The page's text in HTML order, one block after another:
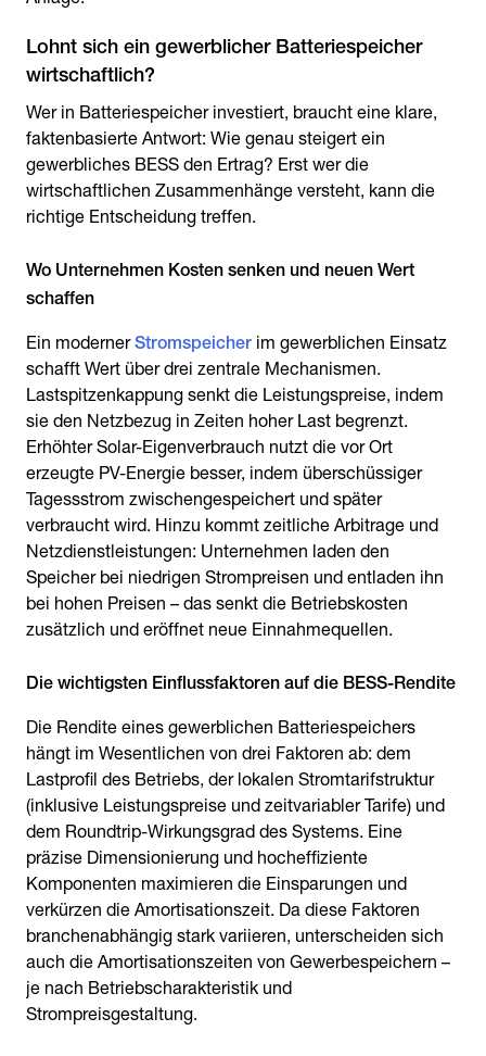
Lohnt sich ein gewerblicher Batteriespeicher
wirtschaftlich?
Wer in Batteriespeicher investiert, braucht eine klare,
faktenbasierte Antwort: Wie genau steigert ein
gewerbliches BESS den Ertrag? Erst wer die
wirtschaftlichen Zusammenhänge versteht, kann die
richtige Entscheidung treffen.
Wo Unternehmen Kosten senken und neuen Wert
schaffen
Ein modernerStromspeicher im gewerblichen Einsatz
schafft Wert über drei zentrale Mechanismen.
Lastspitzenkappung senkt die Leistungspreise, indem
sie den Netzbezug in Zeiten hoher Last begrenzt.
Erhöhter Solar-Eigenverbrauch nutzt die vor Ort
erzeugte PV-Energie besser, indem überschüssiger
Tagessstrom zwischengespeichert und später
verbraucht wird. Hinzu kommt zeitliche Arbitrage und
Netzdienstleistungen: Unternehmen laden den
Speicher bei niedrigen Strompreisen und entladen ihn
bei hohen Preisen – das senkt die Betriebskosten
zusätzlich und eröffnet neue Einnahmequellen.
Die Rendite eines gewerblichen Batteriespeichers
hängt im Wesentlichen von drei Faktoren ab: dem
Lastprofil des Betriebs, der lokalen Stromtarifstruktur
(inklusive Leistungspreise und zeitvariabler Tarife) und
dem Roundtrip-Wirkungsgrad des Systems. Eine
präzise Dimensionierung und hocheffiziente
Komponenten maximieren die Einsparungen und
verkürzen die Amortisationszeit. Da diese Faktoren
branchenabhängig stark variieren, unterscheiden sich
auch die Amortisationszeiten von Gewerbespeichern –
je nach Betriebscharakteristik und
Strompreisgestaltung.